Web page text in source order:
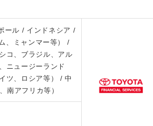
ール / インドネシア /
、ミャンマー等） /
コ、ブラジル、アル
ニュージーランド
ツ、ロシア等） / 中
南アフリカ等）